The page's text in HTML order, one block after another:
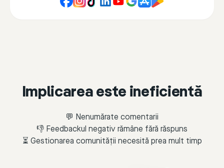
Implicarea este ineficientă
💬 Nenumărate comentarii
👎 Feedbackul negativ rămâne fără răspuns
⏳ Gestionarea comunității necesită prea mult timp